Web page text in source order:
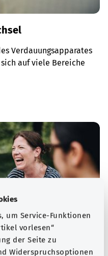
um Service-Funktionen
vorlesen“
der Seite zu
Widerspruchsoptionen
Verdauungsapparates
auf viele Bereiche